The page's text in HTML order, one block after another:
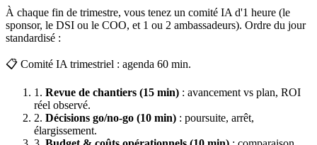
À chaque fin de trimestre, vous tenez un comité IA d'1 heure (le
sponsor, le DSI ou le COO, et 1 ou 2 ambassadeurs). Ordre du jour
standardisé :
📋 Comité IA trimestriel : agenda 60 min.
1. Revue de chantiers (15 min) : avancement vs plan, ROI
réel observé.
2. Décisions go/no-go (10 min) : poursuite, arrêt,
élargissement.